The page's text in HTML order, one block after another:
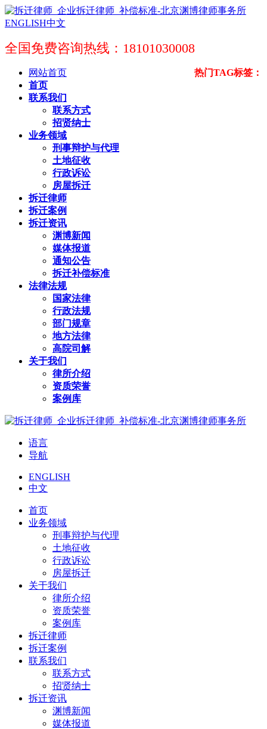
ENGLISH中文
全国免费咨询热线：18101030008
热门TAG标签：
网站首页
首页
联系我们
联系方式
招贤纳士
业务领域
刑事辩护与代理
土地征收
行政诉讼
房屋拆迁
拆迁律师
拆迁案例
拆迁资讯
渊博新闻
媒体报道
通知公告
拆迁补偿标准
法律法规
国家法律
行政法规
部门规章
地方法律
高院司解
关于我们
律所介绍
资质荣誉
案例库
语言
导航
ENGLISH
中文
首页
业务领域
刑事辩护与代理
土地征收
行政诉讼
房屋拆迁
关于我们
律所介绍
资质荣誉
案例库
拆迁律师
拆迁案例
联系我们
联系方式
招贤纳士
拆迁资讯
渊博新闻
媒体报道